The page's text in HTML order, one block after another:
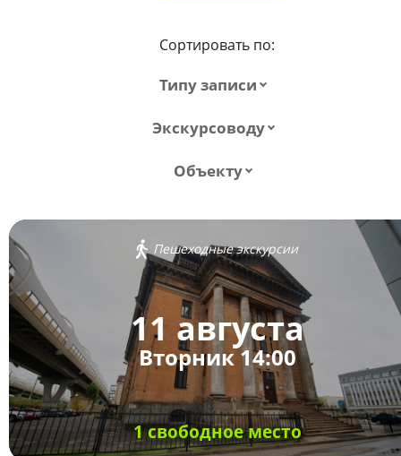
Сортировать по:
Типу записи
Экскурсоводу
Объекту
Пешеходные экскурсии
11 августа
Вторник 14:00
1 свободное место